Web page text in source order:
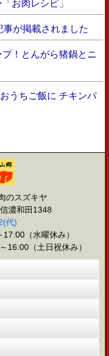
お肉レシピ」
が掲載されました
！とんがら猪鍋とニ
うちご飯に チキンパ
のスズキヤ
濃和田1348
代)
（水曜休み）
16:00（土日祝休み）